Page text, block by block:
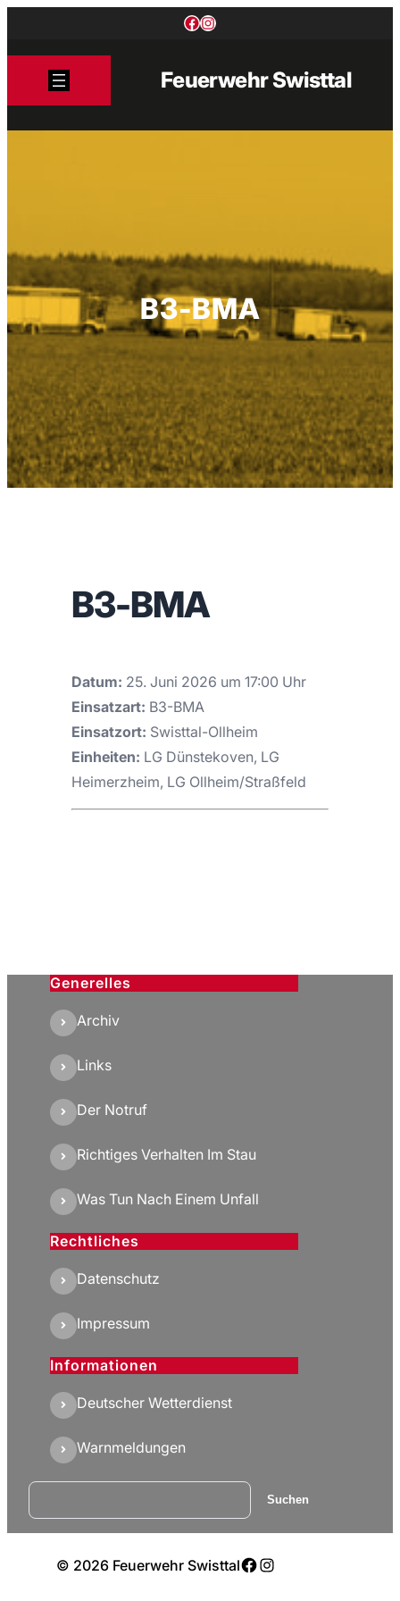
Facebook
Instagram
Feuerwehr Swisttal
B3-BMA
B3-BMA
Datum: 25. Juni 2026 um 17:00 Uhr
Einsatzart: B3-BMA
Einsatzort: Swisttal-Ollheim
Einheiten: LG Dünstekoven, LG
Heimerzheim, LG Ollheim/Straßfeld
Generelles
Archiv
Links
Der Notruf
Richtiges Verhalten Im Stau
Was Tun Nach Einem Unfall
Rechtliches
Datenschutz
Impressum
Informationen
Deutscher Wetterdienst
Warnmeldungen
Suchen Suchen
© 2026 Feuerwehr SwisttalFacebook
Instagram